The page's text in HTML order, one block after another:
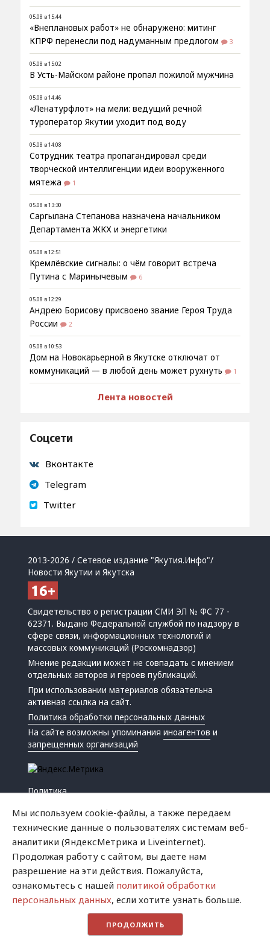
05.08 в 15:44
«Внеплановых работ» не обнаружено: митинг
КПРФ перенесли под надуманным предлогом
3
05.08 в 15:02
В Усть-Майском районе пропал пожилой мужчина
05.08 в 14:46
«Ленатурфлот» на мели: ведущий речной
туроператор Якутии уходит под воду
05.08 в 14:08
Сотрудник театра пропагандировал среди
творческой интеллигенции идеи вооруженного
мятежа
1
05.08 в 13:30
Саргылана Степанова назначена начальником
Департамента ЖКХ и энергетики
05.08 в 12:51
Кремлёвские сигналы: о чём говорит встреча
Путина с Маринычевым
6
05.08 в 12:29
Андрею Борисову присвоено звание Героя Труда
России
2
05.08 в 10:53
Дом на Новокарьерной в Якутске отключат от
коммуникаций — в любой день может рухнуть
1
Лента новостей
Соцсети
Вконтакте
Telegram
Twitter
2013-2026 / Сетевое издание "Якутия.Инфо"/
Новости Якутии и Якутска
Свидетельство о регистрации СМИ ЭЛ № ФС 77 -
62371. Выдано Федеральной службой по надзору в
сфере связи, информационных технологий и
массовых коммуникаций (Роскомнадзор)
Мнение редакции может не совпадать с мнением
отдельных авторов и героев публикаций.
При использовании материалов обязательна
активная ссылка на сайт.
Политика обработки персональных данных
На сайте возможны упоминанияиноагентов и
запрещенных организаций
Политика
Криминал
Успех
Хватит это терпеть
Мы используем cookie-файлы, а также передаем
технические данные о пользователях системам веб-
аналитики (ЯндексМетрика и Liveinternet).
Продолжая работу с сайтом, вы даете нам
разрешение на эти действия. Пожалуйста,
ознакомьтесь с нашей политикой обработки
персональных данных, если хотите узнать больше.
ПРОДОЛЖИТЬ